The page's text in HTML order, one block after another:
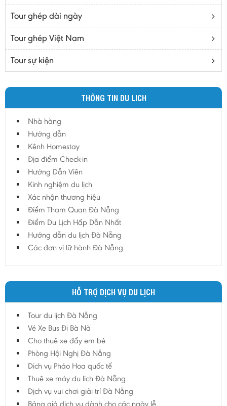
Cao Bằng
Daknông
Đồng Nai
Đồng Tháp
Đắc Lắc
Hà Nam
Hà Tĩnh
Hà Tây
Hòa Bình
Hậu Giang
Hải Dương
Hải Phòng
Hưng Yên
Lào Cai
Lâm Đồng
Lai Châu
Lạng Sơn
Long An
Nam Định
Nghệ An
Tour ghép dài ngày
Tour ghép Việt Nam
Tour sự kiện
THÔNG TIN DU LICH
Nhà hàng
Hướng dẫn
Kênh Homestay
Địa điểm Check-in
Hướng Dẫn Viên
Kinh nghiệm du lịch
Xác nhận thương hiệu
Điểm Tham Quan Đà Nẵng
Điểm Du Lịch Hấp Dẫn Nhất
Hướng dẫn du lịch Đà Nẵng
Các đơn vị lữ hành Đà Nẵng
HỖ TRỢ DỊCH VỤ DU LỊCH
Tour du lịch Đà Nẵng
Vé Xe Bus Đi Bà Nà
Cho thuê xe đẩy em bé
Phòng Hội Nghị Đà Nẵng
Dich vụ Pháo Hoa quốc tế
Thuê xe máy du lich Đà Nẵng
Dịch vụ vui chơi giải trí Đà Nẵng
Bảng giá dịch vụ dành cho các ngày lễ